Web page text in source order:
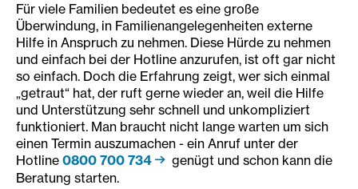
Für viele Familien bedeutet es eine große
Überwindung, in Familienangelegenheiten externe
Hilfe in Anspruch zu nehmen. Diese Hürde zu nehmen
und einfach bei der Hotline anzurufen, ist oft gar nicht
so einfach. Doch die Erfahrung zeigt, wer sich einmal
„getraut“ hat, der ruft gerne wieder an, weil die Hilfe
und Unterstützung sehr schnell und unkompliziert
funktioniert. Man braucht nicht lange warten um sich
einen Termin auszumachen - ein Anruf unter der
Hotline 0800 700 734
genügt und schon kann die
Beratung starten.